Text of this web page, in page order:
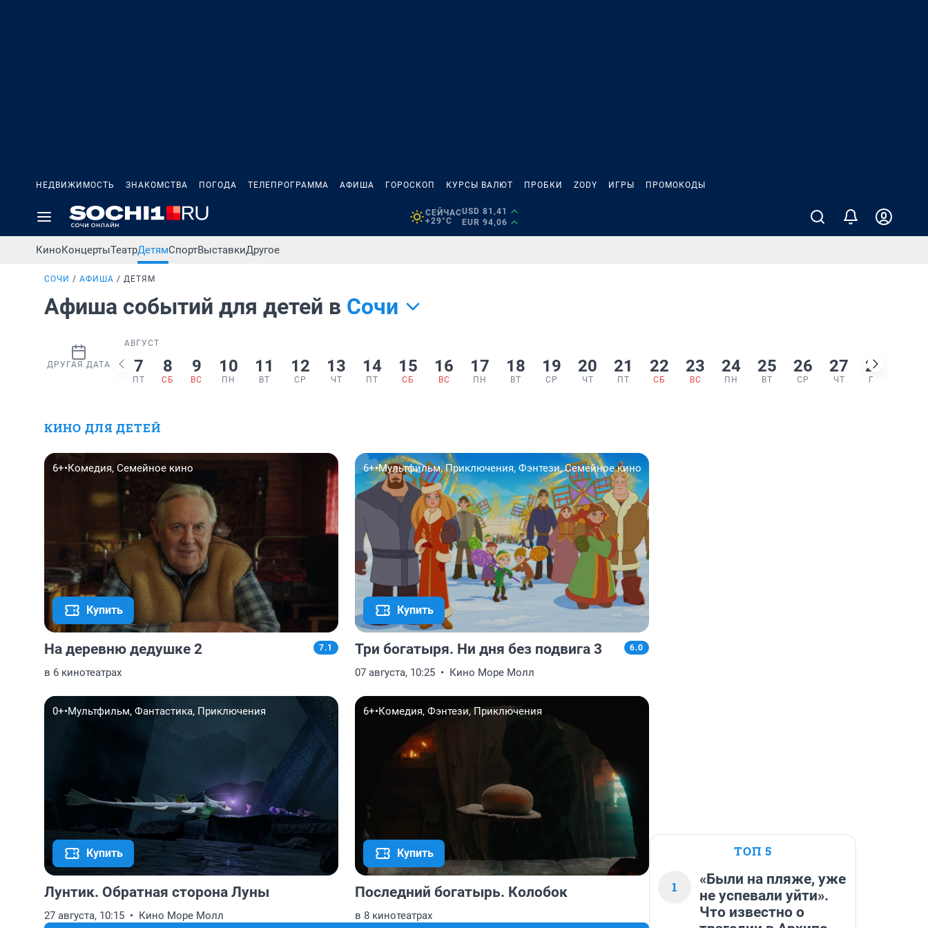
НЕДВИЖИМОСТЬ ЗНАКОМСТВА ПОГОДА ТЕЛЕПРОГРАММА АФИША ГОРОСКОП КУРСЫ ВАЛЮТ ПРОБКИ ZODY ИГРЫ ПРОМОКОДЫ
СЕЙЧАС
+29°C
USD 81,41
EUR 94,06
КиноКонцертыТеатрДетямСпортВыставкиДругое
СОЧИ АФИША ДЕТЯМ
Афиша событий для детей в Сочи
ДРУГАЯ ДАТА
АВГУСТ
7
ПТ
8
СБ
9
ВС
10
ПН
11
ВТ
12
СР
13
ЧТ
14
ПТ
15
СБ
16
ВС
17
ПН
18
ВТ
19
СР
20
ЧТ
21
ПТ
22
СБ
23
ВС
24
ПН
25
ВТ
26
СР
27
ЧТ
28
ПТ
КИНО ДЛЯ ДЕТЕЙ
6+•Комедия, Семейное кино
Купить
На деревню дедушке 2 7.1
в 6 кинотеатрах
6+•Мультфильм, Приключения, Фэнтези, Семейное кино
Купить
Три богатыря. Ни дня без подвига 3 6.0
07 августа, 10:25 Кино Море Молл
0+•Мультфильм, Фантастика, Приключения
Купить
Лунтик. Обратная сторона Луны
27 августа, 10:15 Кино Море Молл
6+•Комедия, Фэнтези, Приключения
Купить
Последний богатырь. Колобок
в 8 кинотеатрах
ТОП 5
1
«Были на пляже, уже
не успевали уйти».
Что известно о